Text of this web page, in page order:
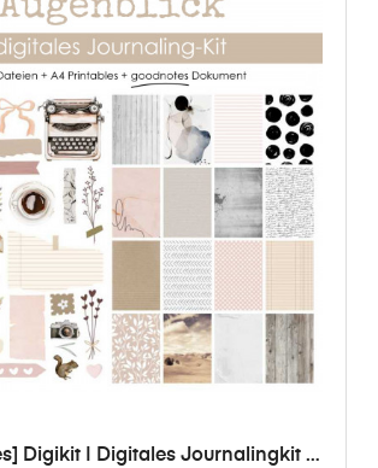
Digikit | Digitales Journalingkit -